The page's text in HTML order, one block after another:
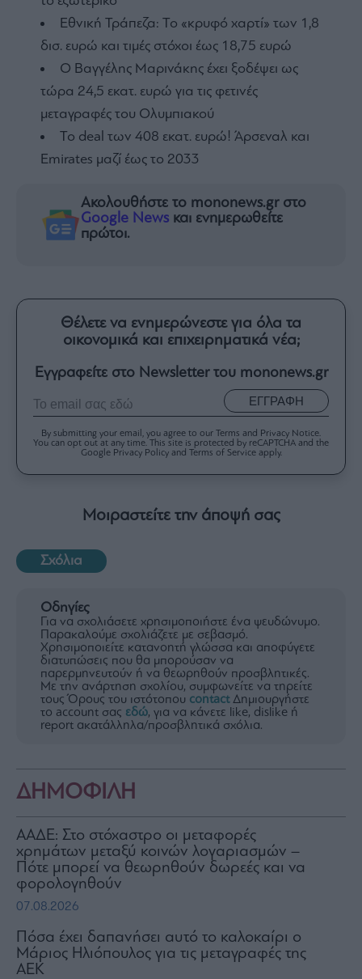
Εθνική Τράπεζα: Το «κρυφό χαρτί» των 1,8
δισ. ευρώ και τιμές στόχοι έως 18,75 ευρώ
Ο Βαγγέλης Μαρινάκης έχει ξοδέψει ως
τώρα 24,5 εκατ. ευρώ για τις φετινές
μεταγραφές του Ολυμπιακού
To deal των 408 εκατ. ευρώ! Άρσεναλ και
Emirates μαζί έως το 2033
Ακολουθήστε το mononews.gr στο
Google News και ενημερωθείτε
πρώτοι.
Θέλετε να ενημερώνεστε για όλα τα
οικονομικά και επιχειρηματικά νέα;
Εγγραφείτε στο Newsletter του mononews.gr
ΕΓΓΡΑΦΗ
By submitting your email, you agree to our Terms and Privacy Notice.
You can opt out at any time. This site is protected by reCAPTCHA and the
Google Privacy Policy and Terms of Service apply.
Μοιραστείτε την άποψή σας
Σχόλια
Οδηγίες
Για να σχολιάσετε χρησιμοποιήστε ένα ψευδώνυμο.
Παρακαλούμε σχολιάζετε με σεβασμό.
Χρησιμοποιείτε κατανοητή γλώσσα και αποφύγετε
διατυπώσεις που θα μπορούσαν να
παρερμηνευτούν ή να θεωρηθούν προσβλητικές.
Με την ανάρτηση σχολίου, συμφωνείτε να τηρείτε
τους Όρους του ιστότοπου contactΔημιουργήστε
το account σας εδώ, για να κάνετε like, dislike ή
report ακατάλληλα/προσβλητικά σχόλια.
ΔΗΜΟΦΙΛΗ
ΑΑΔΕ: Στο στόχαστρο οι μεταφορές
χρημάτων μεταξύ κοινών λογαριασμών –
Πότε μπορεί να θεωρηθούν δωρεές και να
φορολογηθούν
07.08.2026
Πόσα έχει δαπανήσει αυτό το καλοκαίρι ο
Μάριος Ηλιόπουλος για τις μεταγραφές της
ΑΕΚ